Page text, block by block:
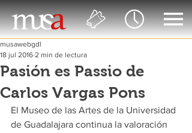
Pasión es Passio de
Carlos Vargas Pons
musawebgdl
18 jul 2016 2 min de lectura
El Museo de las Artes de la Universidad
de Guadalajara continua la valoración